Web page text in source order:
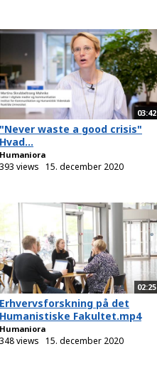
03:42
"Never waste a good crisis"
Hvad...
Humaniora
393 views 15. december 2020
02:25
Erhvervsforskning på det
Humanistiske Fakultet.mp4
Humaniora
348 views 15. december 2020